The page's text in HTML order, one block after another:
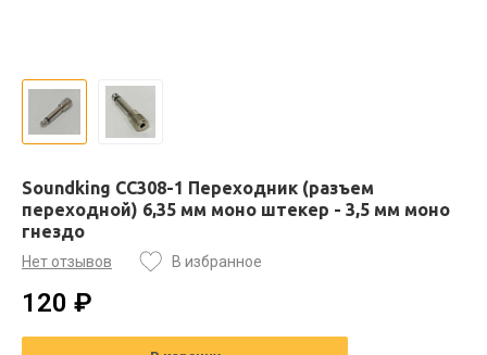
Soundking CC308-1 Переходник (разъем
переходной) 6,35 мм моно штекер - 3,5 мм моно
гнездо
Нет отзывов В избранное
120 ₽